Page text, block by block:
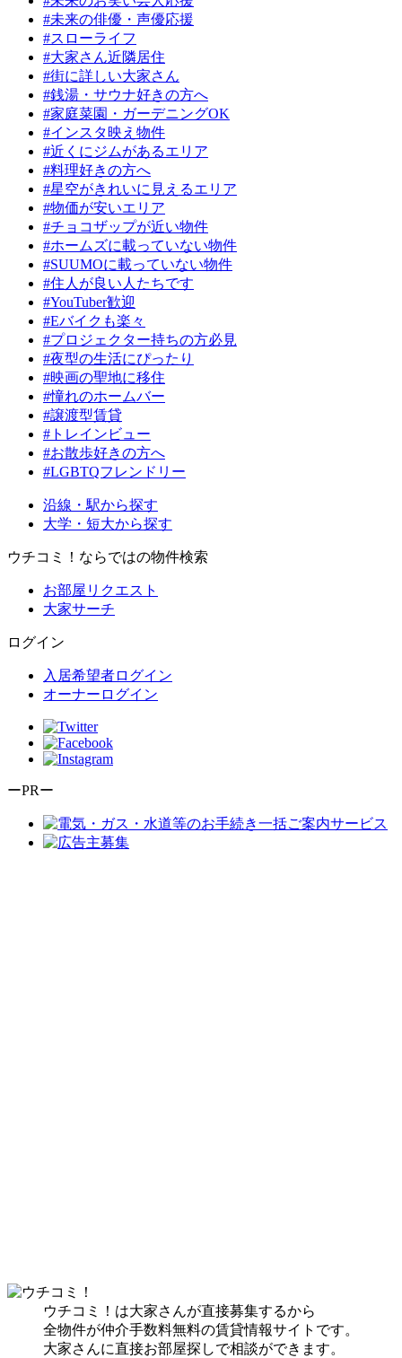
#未来の俳優・声優応援
#スローライフ
#大家さん近隣居住
#街に詳しい大家さん
#銭湯・サウナ好きの方へ
#家庭菜園・ガーデニングOK
#インスタ映え物件
#近くにジムがあるエリア
#料理好きの方へ
#星空がきれいに見えるエリア
#物価が安いエリア
#チョコザップが近い物件
#ホームズに載っていない物件
#SUUMOに載っていない物件
#住人が良い人たちです
#YouTuber歓迎
#Eバイクも楽々
#プロジェクター持ちの方必見
#夜型の生活にぴったり
#映画の聖地に移住
#憧れのホームバー
#譲渡型賃貸
#トレインビュー
#お散歩好きの方へ
#LGBTQフレンドリー
沿線・駅から探す
大学・短大から探す
ウチコミ！ならではの物件検索
お部屋リクエスト
大家サーチ
ログイン
入居希望者ログイン
オーナーログイン
ーPRー
ウチコミ！は大家さんが直接募集するから
全物件が仲介手数料無料の賃貸情報サイトです。
大家さんに直接お部屋探しで相談ができます。